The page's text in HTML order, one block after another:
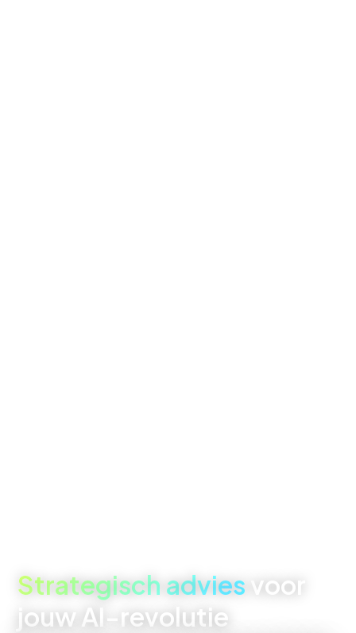
Strategisch advies voor
jouw AI-revolutie